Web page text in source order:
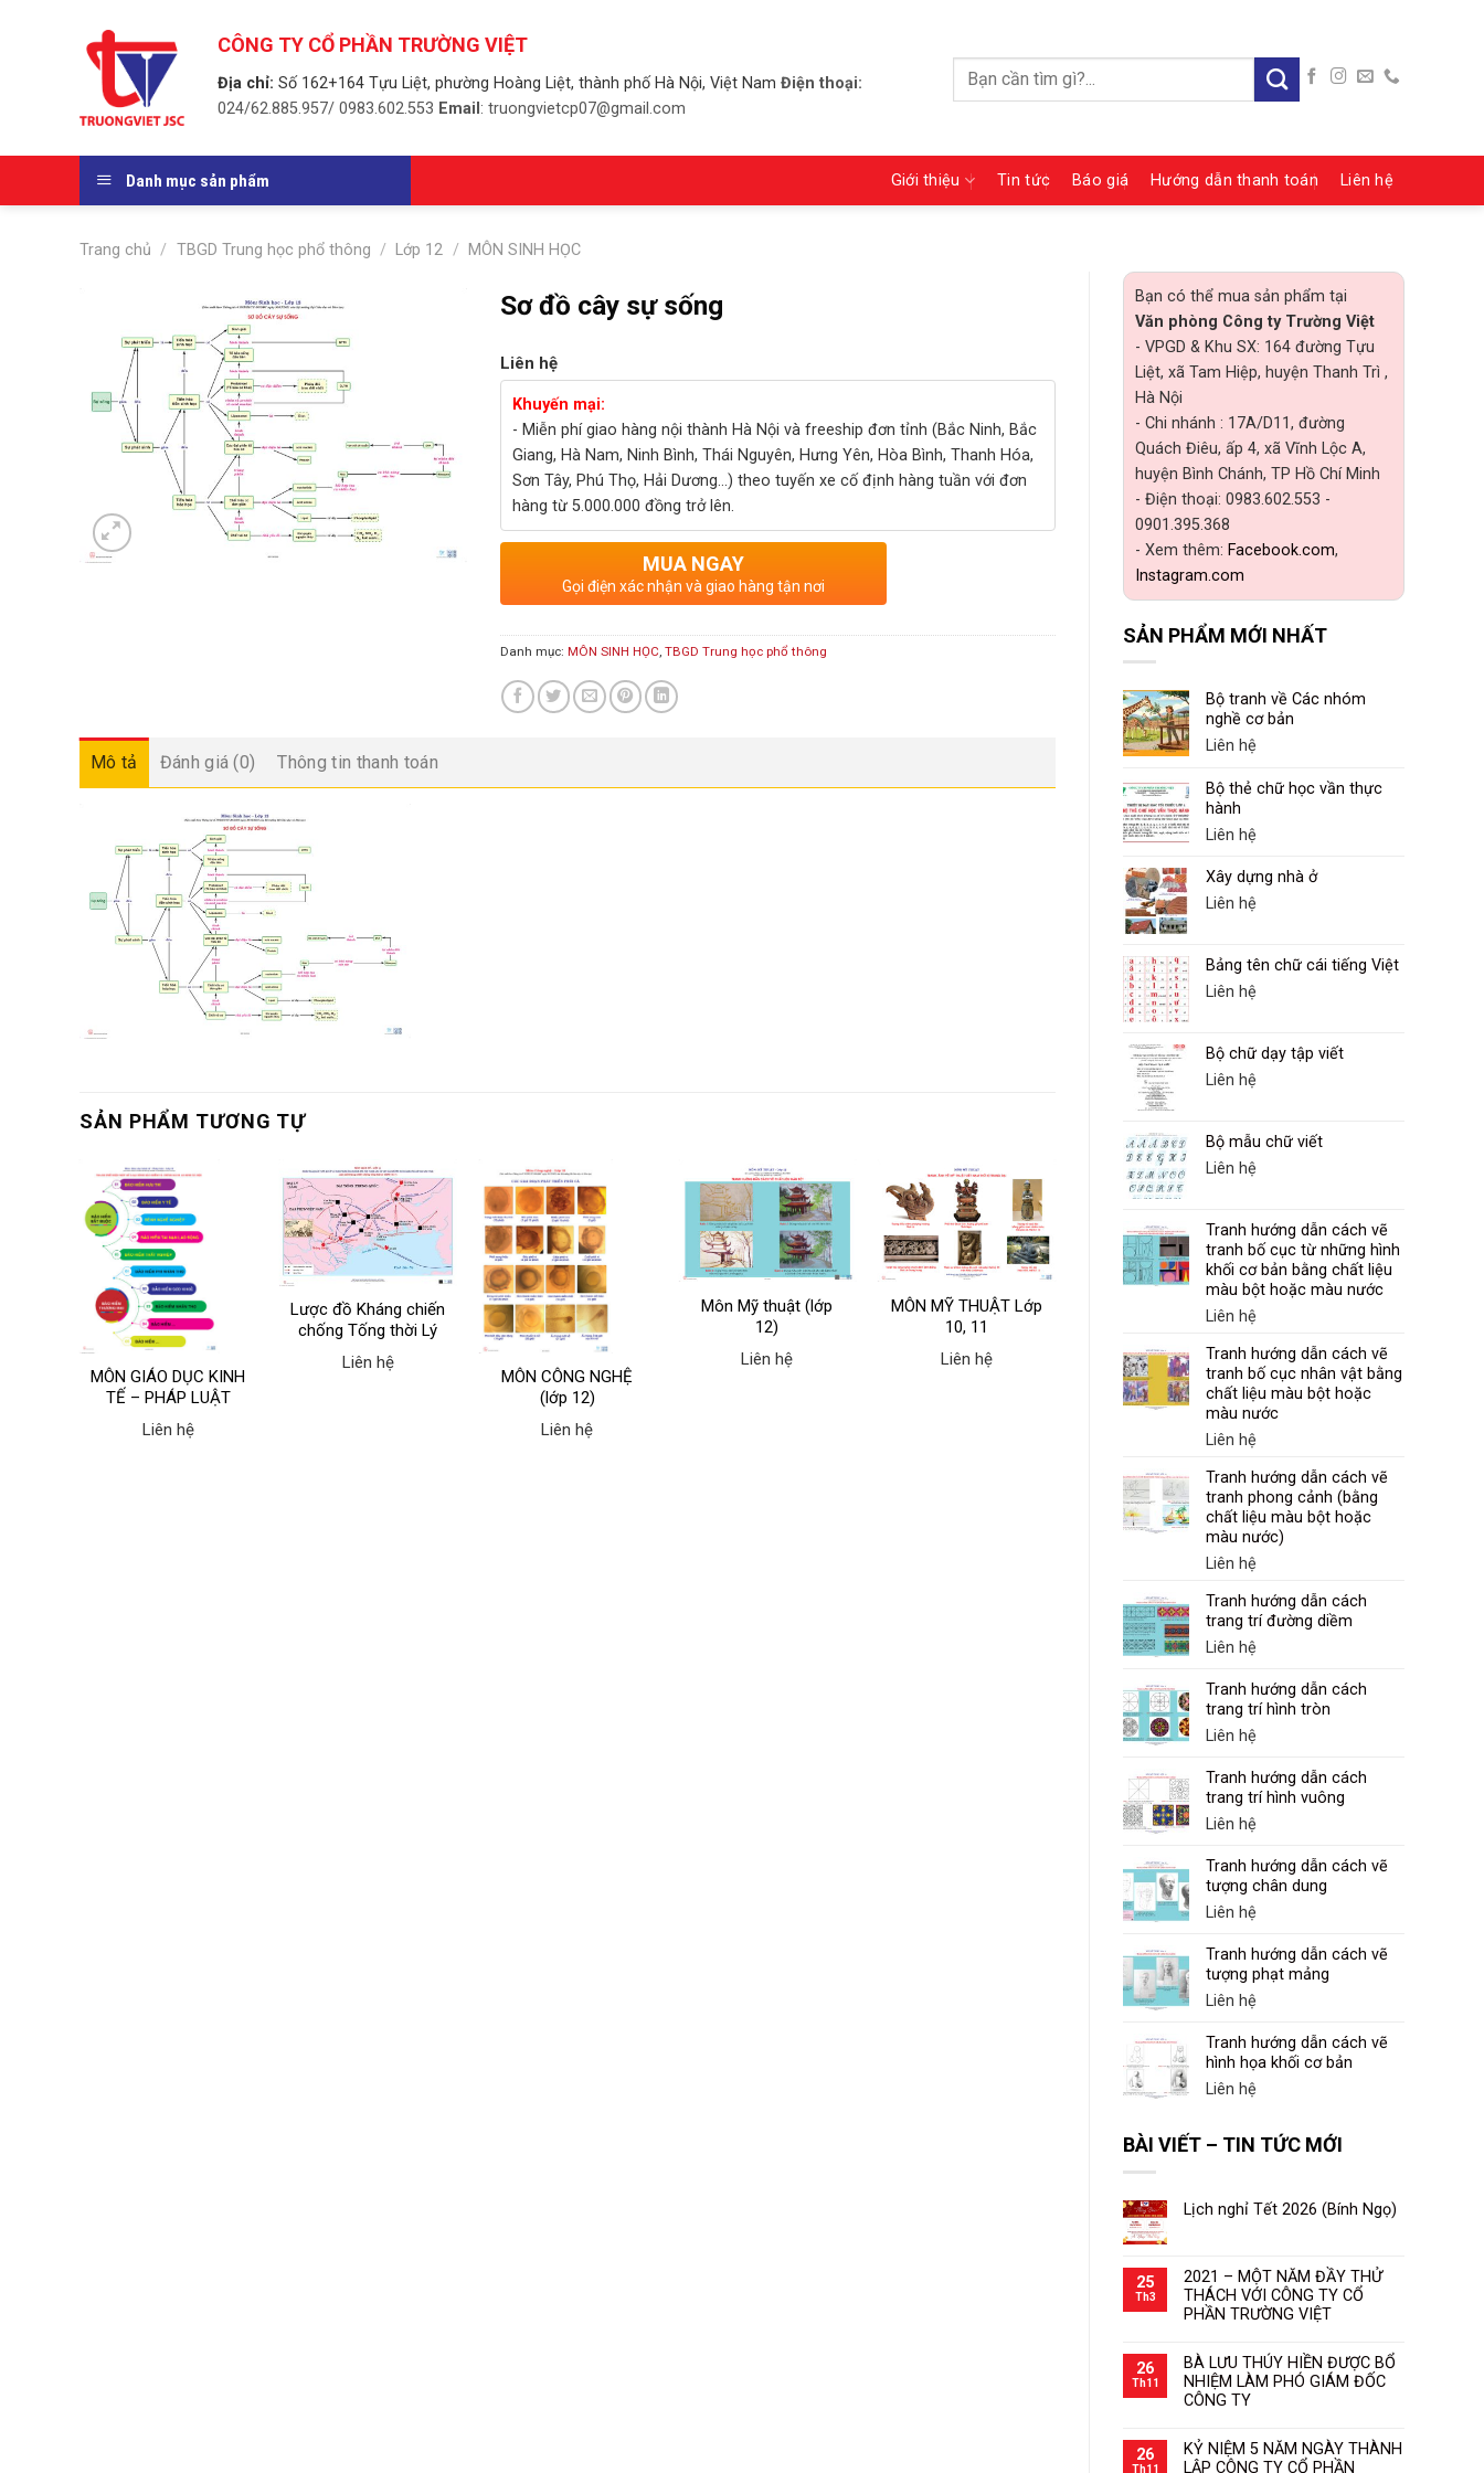
CÔNG TY CỔ PHẦN TRƯỜNG VIỆT
Địa chỉ: Số 162+164 Tựu Liệt, phường Hoàng Liệt, thành phố Hà Nội, Việt Nam Điện thoại:
024/62.885.957/ 0983.602.553 Email : truongvietcp07@gmail.com
Tìm
kiếm:
Danh mục sản phẩm Giới thiệu Tin tức Báo giá Hướng dẫn thanh toán Liên hệ
Trang chủ / TBGD Trung học phổ thông / Lớp 12 / MÔN SINH HỌC
Bạn có thể mua sản phẩm tại
Văn phòng Công ty Trường Việt
- VPGD & Khu SX: 164 đường Tựu
Liệt, xã Tam Hiệp, huyện Thanh Trì ,
Hà Nội
- Chi nhánh : 17A/D11, đường
Quách Điêu, ấp 4, xã Vĩnh Lộc A,
huyện Bình Chánh, TP Hồ Chí Minh
- Điện thoại: 0983.602.553 -
0901.395.368
- Xem thêm: Facebook.com,
Instagram.com
SẢN PHẨM MỚI NHẤT
Bộ tranh về Các nhóm
nghề cơ bản
Liên hệ
Bộ thẻ chữ học vần thực
hành
Liên hệ
Xây dựng nhà ở
Liên hệ
Bảng tên chữ cái tiếng Việt
Liên hệ
Bộ chữ dạy tập viết
Liên hệ
Bộ mẫu chữ viết
Liên hệ
Tranh hướng dẫn cách vẽ
tranh bố cục từ những hình
khối cơ bản bằng chất liệu
màu bột hoặc màu nước
Liên hệ
Tranh hướng dẫn cách vẽ
tranh bố cục nhân vật bằng
chất liệu màu bột hoặc
màu nước
Liên hệ
Tranh hướng dẫn cách vẽ
tranh phong cảnh (bằng
chất liệu màu bột hoặc
màu nước)
Liên hệ
Tranh hướng dẫn cách
trang trí đường diềm
Liên hệ
Tranh hướng dẫn cách
trang trí hình tròn
Liên hệ
Tranh hướng dẫn cách
trang trí hình vuông
Liên hệ
Tranh hướng dẫn cách vẽ
tượng chân dung
Liên hệ
Tranh hướng dẫn cách vẽ
tượng phạt mảng
Liên hệ
Tranh hướng dẫn cách vẽ
hình họa khối cơ bản
Liên hệ
BÀI VIẾT – TIN TỨC MỚI
Lịch nghỉ Tết 2026 (Bính Ngọ)
25
Th3
2021 – MỘT NĂM ĐẦY THỬ
THÁCH VỚI CÔNG TY CỔ
PHẦN TRƯỜNG VIỆT
26
Th11
BÀ LƯU THÚY HIỀN ĐƯỢC BỔ
NHIỆM LÀM PHÓ GIÁM ĐỐC
CÔNG TY
26
Th11
KỶ NIỆM 5 NĂM NGÀY THÀNH
LẬP CÔNG TY CỔ PHẦN
Sơ đồ cây sự sống
Liên hệ
Khuyến mại:
- Miễn phí giao hàng nội thành Hà Nội và freeship đơn tỉnh (Bắc Ninh, Bắc
Giang, Hà Nam, Ninh Bình, Thái Nguyên, Hưng Yên, Hòa Bình, Thanh Hóa,
Sơn Tây, Phú Thọ, Hải Dương...) theo tuyến xe cố định hàng tuần với đơn
hàng từ 5.000.000 đồng trở lên.
MUA NGAY
Gọi điện xác nhận và giao hàng tận nơi
Danh mục: MÔN SINH HỌC, TBGD Trung học phổ thông
Mô tả Đánh giá (0) Thông tin thanh toán
SẢN PHẨM TƯƠNG TỰ
MÔN GIÁO DỤC KINH
TẾ – PHÁP LUẬT
(lớp 12)
Liên hệ
Lược đồ Kháng chiến
chống Tống thời Lý
(1075-1077)
Liên hệ
MÔN CÔNG NGHỆ
(lớp 12)
Liên hệ
Môn Mỹ thuật (lớp
12)
Liên hệ
MÔN MỸ THUẬT Lớp
10, 11
Liên hệ
Sơ đồ quy trình tiến
hành sân khấu hoá
một tác phẩm văn
học
Liên hệ